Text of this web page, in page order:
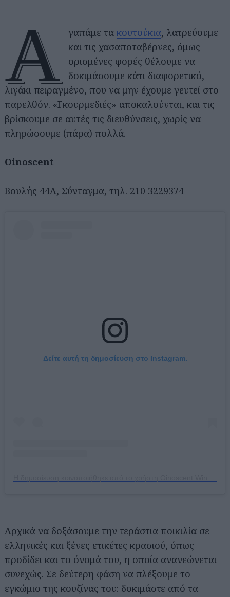
Α γαπάμε τα κουτούκια, λατρεύουμε
και τις χασαποταβέρνες, όμως
ορισμένες φορές θέλουμε να
δοκιμάσουμε κάτι διαφορετικό,
λιγάκι πειραγμένο, που να μην έχουμε γευτεί στο
παρελθόν. «Γκουρμεδιές» αποκαλούνται, και τις
βρίσκουμε σε αυτές τις διευθύνσεις, χωρίς να
πληρώσουμε (πάρα) πολλά.
Oinoscent
Βουλής 44Α, Σύνταγμα, τηλ. 210 3229374
Δείτε αυτή τη δημοσίευση στο Instagram.
Αρχικά να δοξάσουμε την τεράστια ποικιλία σε
ελληνικές και ξένες ετικέτες κρασιού, όπως
προδίδει και το όνομά του, η οποία ανανεώνεται
συνεχώς. Σε δεύτερη φάση να πλέξουμε το
εγκώμιο της κουζίνας του: δοκιμάστε από τα